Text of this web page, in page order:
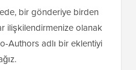
bir gönderiye birden
ilişkilendirmenize olanak
Authors adlı bir eklentiyi